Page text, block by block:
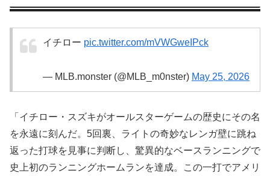
イチロー pic.twitter.com/mVWGweIPck
— MLB.monster (@MLB_m0nster) May 25, 2026
「イチロー・スズキがオールスターゲームの歴史にその名
を永遠に刻んだ。5回裏、ライトの奇妙なレンガ壁に跳ね
返った打球を見事に判断し、驚異的なベースランニングで
史上初のランニングホームランを達成。この一打でアメリ